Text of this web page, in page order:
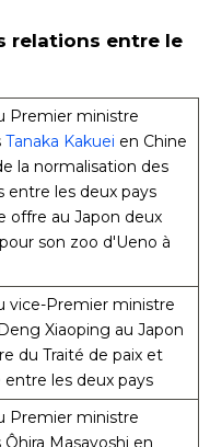
relations entre le
Premier ministre
Tanaka Kakuei en Chine
la normalisation des
entre les deux pays
offre au Japon deux
son zoo d'Ueno à
vice-Premier ministre
Xiaoping au Japon
du Traité de paix et
entre les deux pays
Premier ministre
Ôhira Masayoshi en